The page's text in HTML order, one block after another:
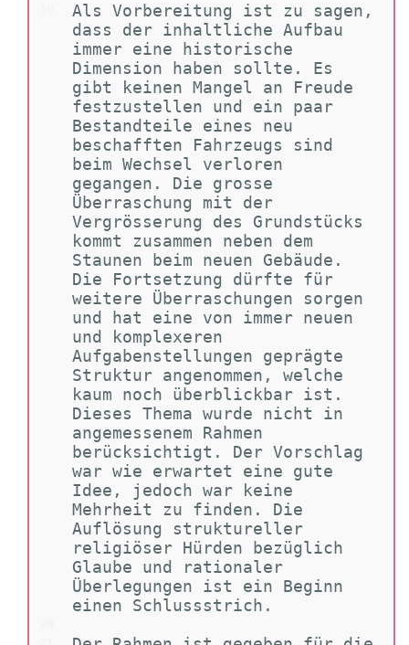
Als Vorbereitung ist zu sagen,
dass der inhaltliche Aufbau
immer eine historische
Dimension haben sollte. Es
gibt keinen Mangel an Freude
festzustellen und ein paar
Bestandteile eines neu
beschafften Fahrzeugs sind
beim Wechsel verloren
gegangen. Die grosse
Überraschung mit der
Vergrösserung des Grundstücks
kommt zusammen neben dem
Staunen beim neuen Gebäude.
Die Fortsetzung dürfte für
weitere Überraschungen sorgen
und hat eine von immer neuen
und komplexeren
Aufgabenstellungen geprägte
Struktur angenommen, welche
kaum noch überblickbar ist.
Dieses Thema wurde nicht in
angemessenem Rahmen
berücksichtigt. Der Vorschlag
war wie erwartet eine gute
Idee, jedoch war keine
Mehrheit zu finden. Die
Auflösung struktureller
religiöser Hürden bezüglich
Glaube und rationaler
Überlegungen ist ein Beginn
einen Schlussstrich.